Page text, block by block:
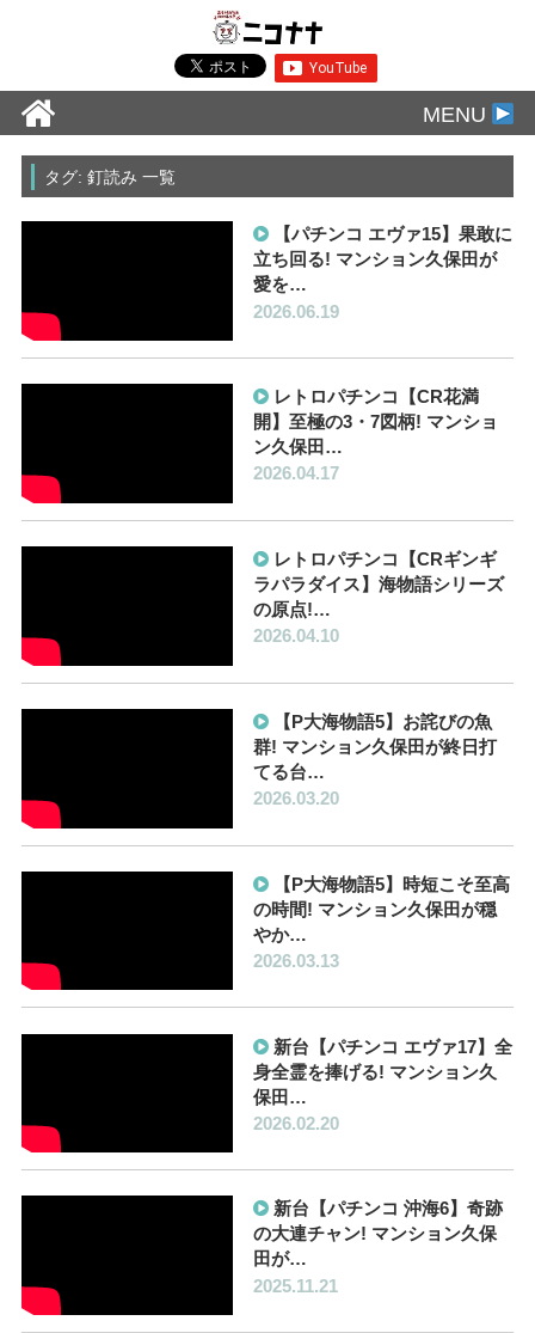
MENU
タグ: 釘読み 一覧
【パチンコ エヴァ15】果敢に
立ち回る! マンション久保田が
愛を…
2026.06.19
レトロパチンコ【CR花満
開】至極の3・7図柄! マンショ
ン久保田…
2026.04.17
レトロパチンコ【CRギンギ
ラパラダイス】海物語シリーズ
の原点!…
2026.04.10
【P大海物語5】お詫びの魚
群! マンション久保田が終日打
てる台…
2026.03.20
【P大海物語5】時短こそ至高
の時間! マンション久保田が穏
やか…
2026.03.13
新台【パチンコ エヴァ17】全
身全霊を捧げる! マンション久
保田…
2026.02.20
新台【パチンコ 沖海6】奇跡
の大連チャン! マンション久保
田が…
2025.11.21